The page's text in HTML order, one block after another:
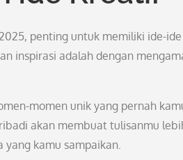
penting untuk memiliki ide-
inspirasi adalah dengan
momen unik yang pernah
akan membuat tulisanmu
kamu sampaikan.